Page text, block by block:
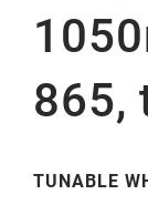
865,
TUNABLE